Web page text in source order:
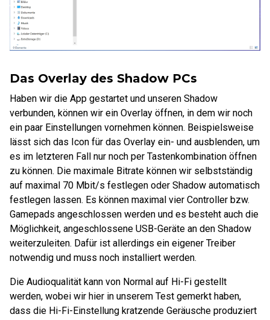
Das Overlay des Shadow PCs
Haben wir die App gestartet und unseren Shadow
verbunden, können wir ein Overlay öffnen, in dem wir noch
ein paar Einstellungen vornehmen können. Beispielsweise
lässt sich das Icon für das Overlay ein- und ausblenden, um
es im letzteren Fall nur noch per Tastenkombination öffnen
zu können. Die maximale Bitrate können wir selbstständig
auf maximal 70 Mbit/s festlegen oder Shadow automatisch
festlegen lassen. Es können maximal vier Controller bzw.
Gamepads angeschlossen werden und es besteht auch die
Möglichkeit, angeschlossene USB-Geräte an den Shadow
weiterzuleiten. Dafür ist allerdings ein eigener Treiber
notwendig und muss noch installiert werden.
Die Audioqualität kann von Normal auf Hi-Fi gestellt
werden, wobei wir hier in unserem Test gemerkt haben,
dass die Hi-Fi-Einstellung kratzende Geräusche produziert